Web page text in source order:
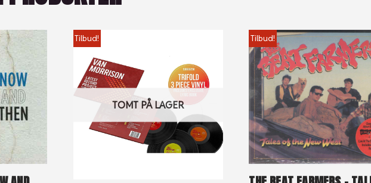
TOMT PÅ LAGER
Tilbud! Tilbud!